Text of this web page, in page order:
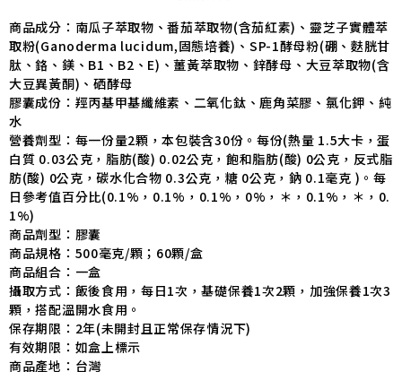
商品成分：南瓜子萃取物、番茄萃取物(含茄紅素)、靈芝子實體萃
取粉(Ganoderma lucidum,固態培養) 、SP-1酵母粉(硼、麩胱甘
肽、鉻、鎂、B1、B2、E)、薑黃萃取物、鋅酵母、大豆萃取物(含
大豆異黃酮)、硒酵母
膠囊成份：羥丙基甲基纖維素、二氧化鈦、鹿角菜膠、氯化鉀、純
水
營養劑型：每一份量2顆，本包裝含30份。每份(熱量 1.5大卡，蛋
白質 0.03公克，脂肪(酸) 0.02公克，飽和脂肪(酸) 0公克，反式脂
肪(酸) 0公克，碳水化合物 0.3公克，糖 0公克，鈉 0.1毫克 )。每
日參考值百分比(0.1%，0.1%，0.1%，0%，＊，0.1%，＊，0.
1%)
商品劑型：膠囊
商品規格：500毫克/顆；60顆/盒
商品組合：一盒
攝取方式：飯後食用，每日1次，基礎保養1次2顆，加強保養1次3
顆，搭配溫開水食用。
保存期限：2年(未開封且正常保存情況下)
有效期限：如盒上標示
商品產地：台灣